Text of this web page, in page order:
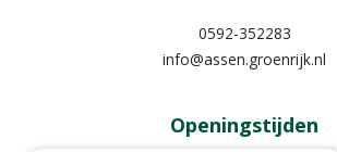
0592-352283
info@assen.groenrijk.nl
Openingstijden